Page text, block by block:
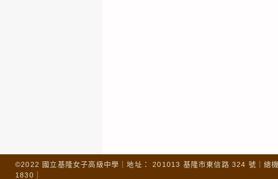
©2022 國立基隆女子高級中學｜地址： 201013 基隆市東信路 324 號｜
1830｜